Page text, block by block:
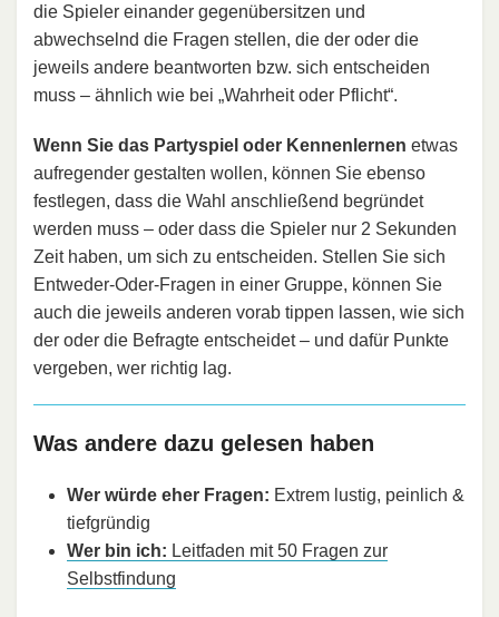
die Spieler einander gegenübersitzen und
abwechselnd die Fragen stellen, die der oder die
jeweils andere beantworten bzw. sich entscheiden
muss – ähnlich wie bei „Wahrheit oder Pflicht“.
Wenn Sie das Partyspiel oder Kennenlernen etwas
aufregender gestalten wollen, können Sie ebenso
festlegen, dass die Wahl anschließend begründet
werden muss – oder dass die Spieler nur 2 Sekunden
Zeit haben, um sich zu entscheiden. Stellen Sie sich
Entweder-Oder-Fragen in einer Gruppe, können Sie
auch die jeweils anderen vorab tippen lassen, wie sich
der oder die Befragte entscheidet – und dafür Punkte
vergeben, wer richtig lag.
Was andere dazu gelesen haben
Wer würde eher Fragen: Extrem lustig, peinlich &
tiefgründig
Wer bin ich: Leitfaden mit 50 Fragen zur
Selbstfindung